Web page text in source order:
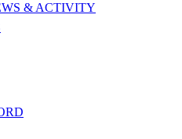
& ACTIVITY